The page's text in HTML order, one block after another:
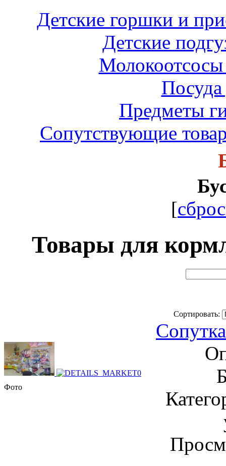
Детские горшки и
Детские
Посуда
Предметы
Сопутствующие
[
Товары для
Сортировать:
Фото